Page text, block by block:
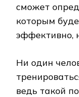
сможет
которым
эффективно,
Ни один
ведь такой